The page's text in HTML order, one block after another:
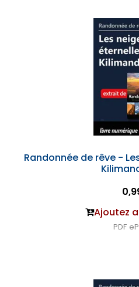
Randonnée de rêve -
Ajoutez
PDF